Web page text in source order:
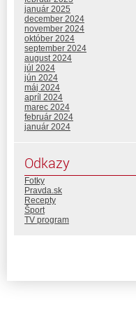
január 2025
december 2024
november 2024
október 2024
september 2024
august 2024
júl 2024
jún 2024
máj 2024
apríl 2024
marec 2024
február 2024
január 2024
Odkazy
Fotky
Pravda.sk
Recepty
Šport
TV program